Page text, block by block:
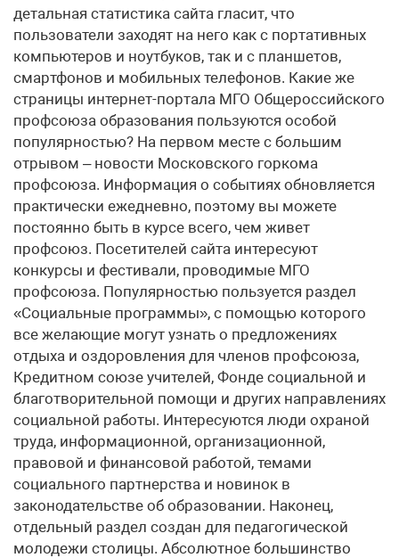
детальная статистика сайта гласит, что
пользователи заходят на него как с портативных
компьютеров и ноутбуков, так и с планшетов,
смартфонов и мобильных телефонов. Какие же
страницы интернет-портала МГО Общероссийского
профсоюза образования пользуются особой
популярностью? На первом месте с большим
отрывом – новости Московского горкома
профсоюза. Информация о событиях обновляется
практически ежедневно, поэтому вы можете
постоянно быть в курсе всего, чем живет
профсоюз. Посетителей сайта интересуют
конкурсы и фестивали, проводимые МГО
профсоюза. Популярностью пользуется раздел
«Социальные программы», с помощью которого
все желающие могут узнать о предложениях
отдыха и оздоровления для членов профсоюза,
Кредитном союзе учителей, Фонде социальной и
благотворительной помощи и других направлениях
социальной работы. Интересуются люди охраной
труда, информационной, организационной,
правовой и финансовой работой, темами
социального партнерства и новинок в
законодательстве об образовании. Наконец,
отдельный раздел создан для педагогической
молодежи столицы. Абсолютное большинство